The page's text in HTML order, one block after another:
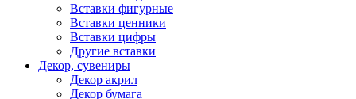
Вставки фигурные
Вставки ценники
Вставки цифры
Другие вставки
Декор, сувениры
Декор акрил
Декор бумага